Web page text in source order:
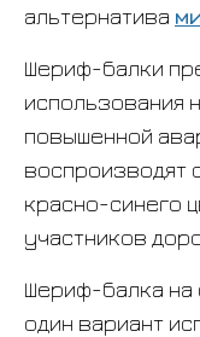
альтернатива
Шериф-балки
использования
повышенной
воспроизводят
красно-синего
участников
Шериф-балка на
один вариант